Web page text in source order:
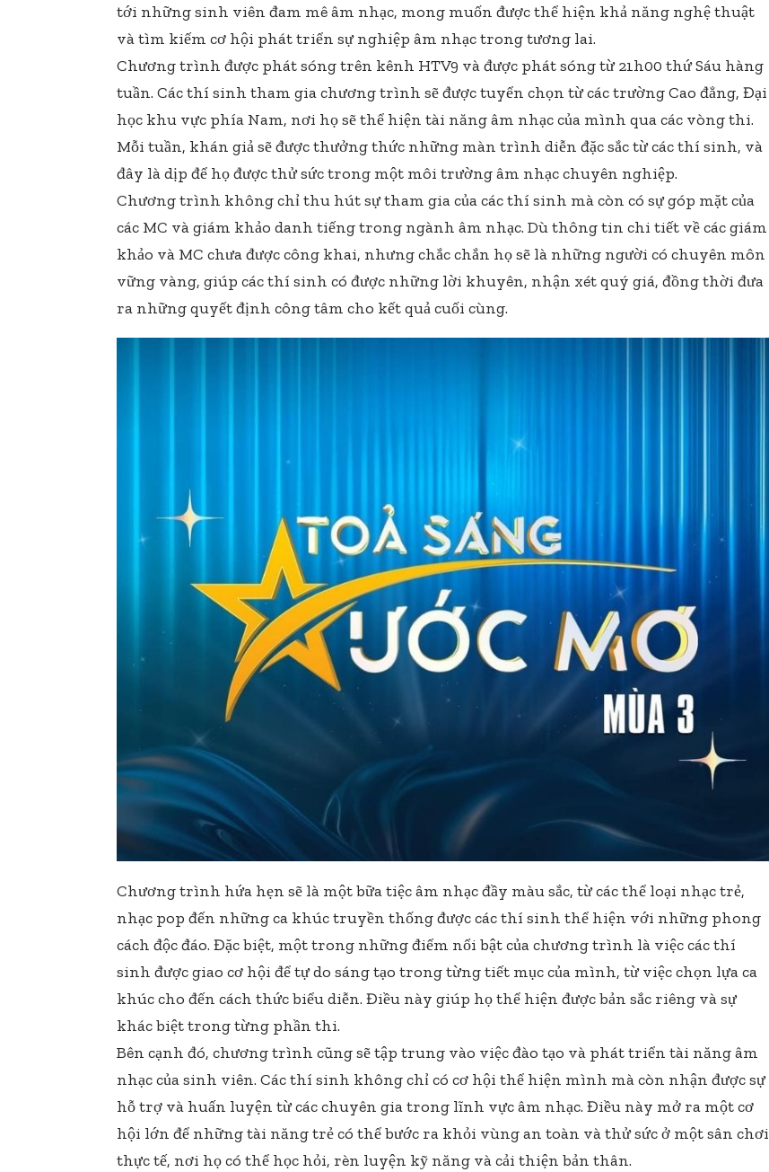
tới những sinh viên đam mê âm nhạc, mong muốn được thể hiện khả năng nghệ thuật
và tìm kiếm cơ hội phát triển sự nghiệp âm nhạc trong tương lai.
Chương trình được phát sóng trên kênh HTV9 và được phát sóng từ 21h00 thứ Sáu hàng
tuần. Các thí sinh tham gia chương trình sẽ được tuyển chọn từ các trường Cao đẳng, Đại
học khu vực phía Nam, nơi họ sẽ thể hiện tài năng âm nhạc của mình qua các vòng thi.
Mỗi tuần, khán giả sẽ được thưởng thức những màn trình diễn đặc sắc từ các thí sinh, và
đây là dịp để họ được thử sức trong một môi trường âm nhạc chuyên nghiệp.
Chương trình không chỉ thu hút sự tham gia của các thí sinh mà còn có sự góp mặt của
các MC và giám khảo danh tiếng trong ngành âm nhạc. Dù thông tin chi tiết về các giám
khảo và MC chưa được công khai, nhưng chắc chắn họ sẽ là những người có chuyên môn
vững vàng, giúp các thí sinh có được những lời khuyên, nhận xét quý giá, đồng thời đưa
ra những quyết định công tâm cho kết quả cuối cùng.
Chương trình hứa hẹn sẽ là một bữa tiệc âm nhạc đầy màu sắc, từ các thể loại nhạc trẻ,
nhạc pop đến những ca khúc truyền thống được các thí sinh thể hiện với những phong
cách độc đáo. Đặc biệt, một trong những điểm nổi bật của chương trình là việc các thí
sinh được giao cơ hội để tự do sáng tạo trong từng tiết mục của mình, từ việc chọn lựa ca
khúc cho đến cách thức biểu diễn. Điều này giúp họ thể hiện được bản sắc riêng và sự
khác biệt trong từng phần thi.
Bên cạnh đó, chương trình cũng sẽ tập trung vào việc đào tạo và phát triển tài năng âm
nhạc của sinh viên. Các thí sinh không chỉ có cơ hội thể hiện mình mà còn nhận được sự
hỗ trợ và huấn luyện từ các chuyên gia trong lĩnh vực âm nhạc. Điều này mở ra một cơ
hội lớn để những tài năng trẻ có thể bước ra khỏi vùng an toàn và thử sức ở một sân chơi
thực tế, nơi họ có thể học hỏi, rèn luyện kỹ năng và cải thiện bản thân.